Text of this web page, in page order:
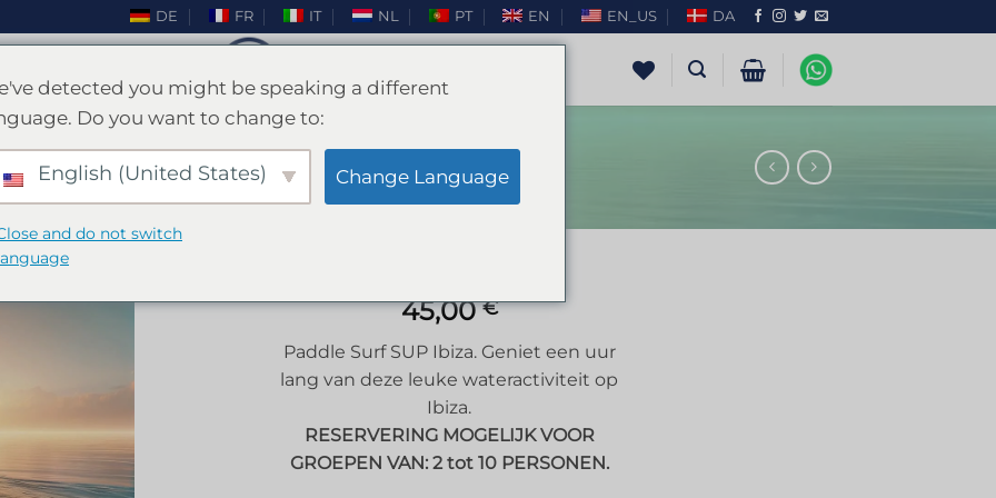
DE FR IT NL PT EN EN_US DA
Paddle surf SUP Ibiza
HENNENFEEST IBIZA
45,00€
Paddle Surf SUP Ibiza. Geniet een uur
lang van deze leuke wateractiviteit op
Ibiza.
RESERVERING MOGELIJK VOOR
GROEPEN VAN: 2 tot 10 PERSONEN.
detected you might be speaking a different
Do you want to change to:
English (United States) Change Language
and do not switch